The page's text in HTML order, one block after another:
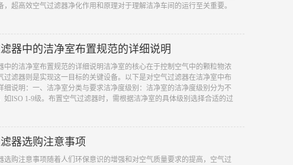
，超高效空气过滤器净化作用和原理对于理解洁净车间的运行至关重要。
器中的洁净室布置规范的详细说明
中的洁净室布置规范的详细说明洁净室的核心在于控制空气中的颗粒物浓
过滤器则是实现这一目标的关键设备。以下是对空气过滤器在洁净室中布
细说明：一、洁净室分类与要求洁净度级别：洁净室的洁净度级别分为不
如ISO 1-9级。布置空气过滤器时，需根据洁净室的具体级别选择合适的过
器选购注意事项
选购注意事项随着人们环保意识的增强和对空气质量要求的提高，空气过